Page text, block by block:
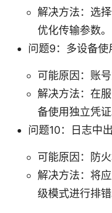
解决方法：选
优化传输参数。
问题9：多设备使
可能原因：账
解决方法：在
备使用独立凭证
问题10：日志中
可能原因：防
解决方法：将
级模式进行排错